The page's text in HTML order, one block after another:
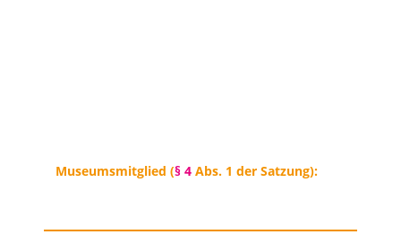
Museumsmitglied (§ 4Abs. 1 der Satzung):